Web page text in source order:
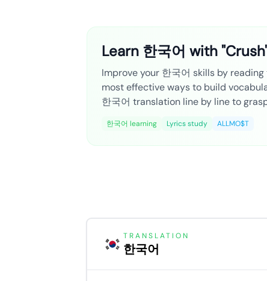
Learn 한국어 with
Improve your 한국어 skills by
most effective ways to build
한국어 translation line by line to
한국어 learning Lyrics study ALLMO$T
TRANSLATION
한국어